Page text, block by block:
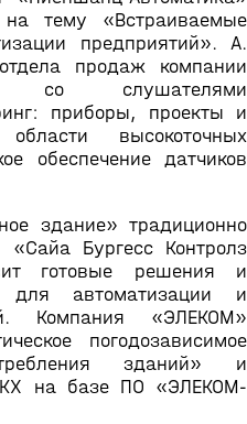
на тему «Встраиваемые
предприятий». А.
продаж компании
со слушателями
приборы, проекты и
высокоточных
обеспечение датчиков
здание» традиционно
Бургесс Контролз
готовые решения и
для автоматизации и
Компания «ЭЛЕКОМ»
погодозависимое
зданий» и
на базе ПО «ЭЛЕКОМ-